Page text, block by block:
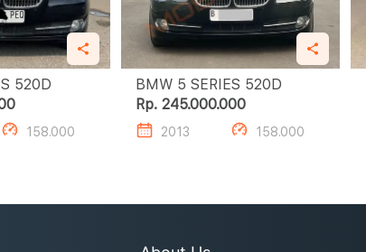
BMW 5 SERIES 520D
158.000
BMW 5 SERIES 520D
Rp. 245.000.000
2013 158.000